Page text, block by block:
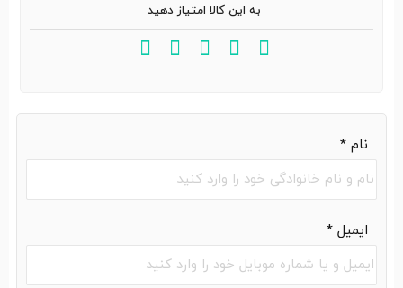
نام *
ایمیل *
به این کالا امتیاز دهید